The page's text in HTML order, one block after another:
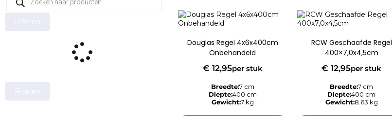
Douglas Regel 4x6x400cm
Onbehandeld
€ 12,95per stuk
Breedte:7 cm
Diepte:400 cm
Gewicht:7 kg
RCW Geschaafde Regel
400×7,0x4,5cm
€ 12,95per stuk
Breedte:7 cm
Diepte:400 cm
Gewicht:8.63 kg